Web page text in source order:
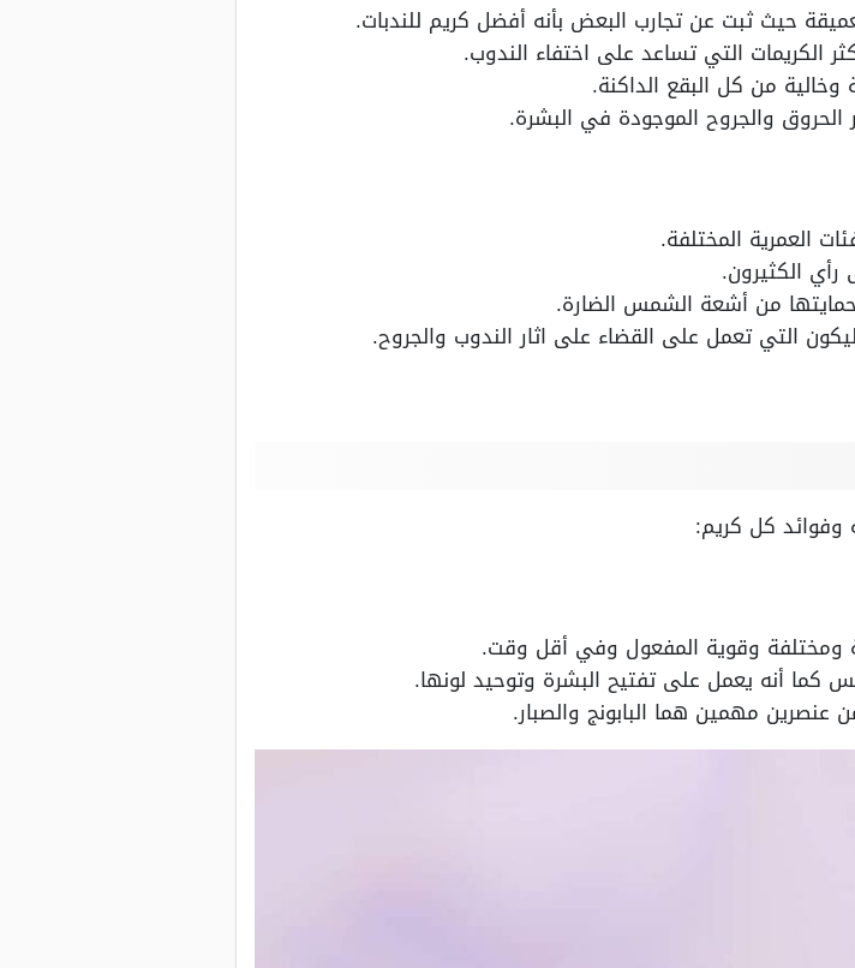
حيث ثبت عن تجارب البعض بأنه أفضل كريم للندبات.
الكريمات التي تساعد على اختفاء الندوب.
من كل البقع الداكنة.
والجروح الموجودة في البشرة.
العمرية المختلفة.
رأي الكثيرون.
من أشعة الشمس الضارة.
التي تعمل على القضاء على اثار الندوب والجروح.
وفوائد كل كريم:
ومختلفة وقوية المفعول وفي أقل وقت.
كما أنه يعمل على تفتيح البشرة وتوحيد لونها.
عنصرين مهمين هما البابونج والصبار.